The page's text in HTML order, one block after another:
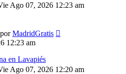
Ago 07, 2026 12:23 am
porMadridGratis
12:23 am
en Lavapiés
Ago 07, 2026 12:20 am